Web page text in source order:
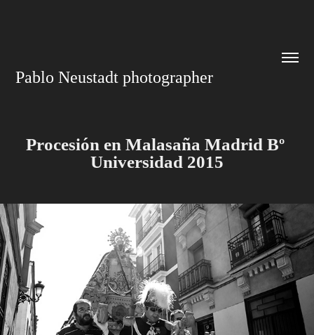
Pablo Neustadt photographer
Procesión en Malasaña Madrid Bº
Universidad 2015